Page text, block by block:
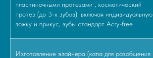
пластиночными протезами , косметический
протез (до 3-х зубов), включая индивидуальную
ложку и прикус, зубы стандарт Acry-free
Изготовление элайнера (капа для разобщения